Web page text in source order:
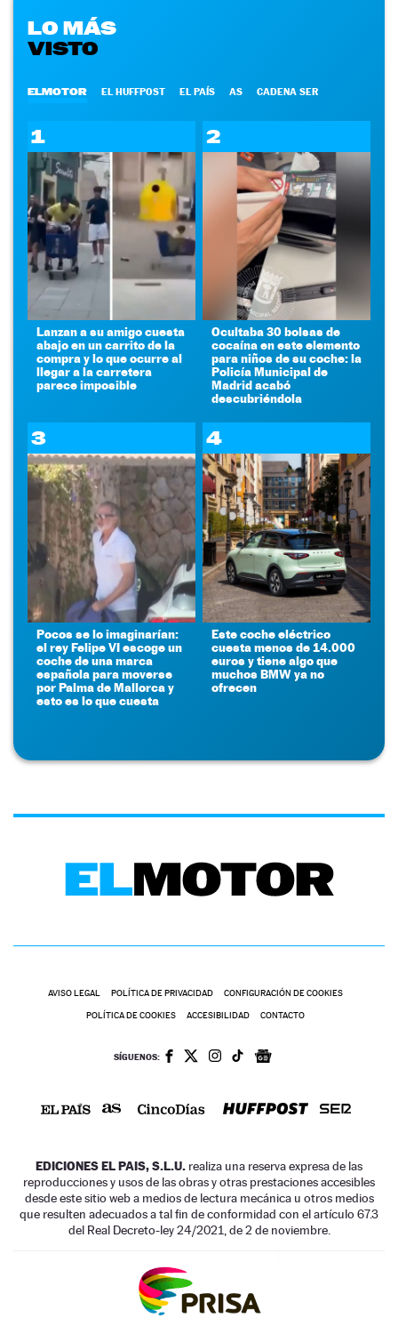
LO MÁS
VISTO
ELMOTOR EL HUFFPOST EL PAÍS AS CADENA SER
1
Lanzan a su amigo cuesta
abajo en un carrito de la
compra y lo que ocurre al
llegar a la carretera
parece imposible
2
Ocultaba 30 bolsas de
cocaína en este elemento
para niños de su coche: la
Policía Municipal de
Madrid acabó
descubriéndola
3
Pocos se lo imaginarían:
el rey Felipe VI escoge un
coche de una marca
española para moverse
por Palma de Mallorca y
esto es lo que cuesta
4
Este coche eléctrico
cuesta menos de 14.000
euros y tiene algo que
muchos BMW ya no
ofrecen
AVISO LEGAL POLÍTICA DE PRIVACIDAD CONFIGURACIÓN DE COOKIES
POLÍTICA DE COOKIES ACCESIBILIDAD CONTACTO
SÍGUENOS:
EDICIONES EL PAIS, S.L.U. realiza una reserva expresa de las
reproducciones y usos de las obras y otras prestaciones accesibles
desde este sitio web a medios de lectura mecánica u otros medios
que resulten adecuados a tal fin de conformidad con el artículo 67.3
del Real Decreto-ley 24/2021, de 2 de noviembre.